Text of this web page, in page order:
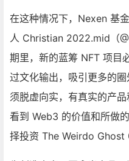
在这种情况下，Nexen 基
人 Christian 2022.mid（
期里，新的蓝筹 NFT 项目
过文化输出，吸引更多的
须脱虚向实，有真实的产
看到 Web3 的价值和所做
择投资 The Weirdo Ghost